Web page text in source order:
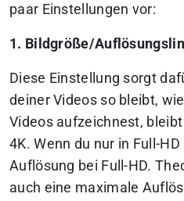
paar Einstellungen vor:
1. Bildgröße/
Diese Einstellung sorgt
deiner Videos so bleibt,
Videos aufzeichnest,
4K. Wenn du nur in Full-
Auflösung bei Full-HD.
auch eine maximale